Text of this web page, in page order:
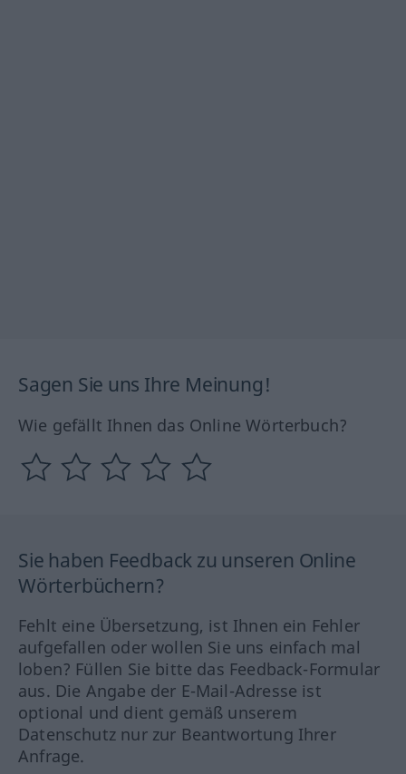
Sagen Sie uns Ihre Meinung!
Wie gefällt Ihnen das Online Wörterbuch?
Sie haben Feedback zu unseren Online
Wörterbüchern?
Fehlt eine Übersetzung, ist Ihnen ein Fehler
aufgefallen oder wollen Sie uns einfach mal
loben? Füllen Sie bitte das Feedback-Formular
aus. Die Angabe der E-Mail-Adresse ist
optional und dient gemäß unserem
Datenschutz nur zur Beantwortung Ihrer
Anfrage.